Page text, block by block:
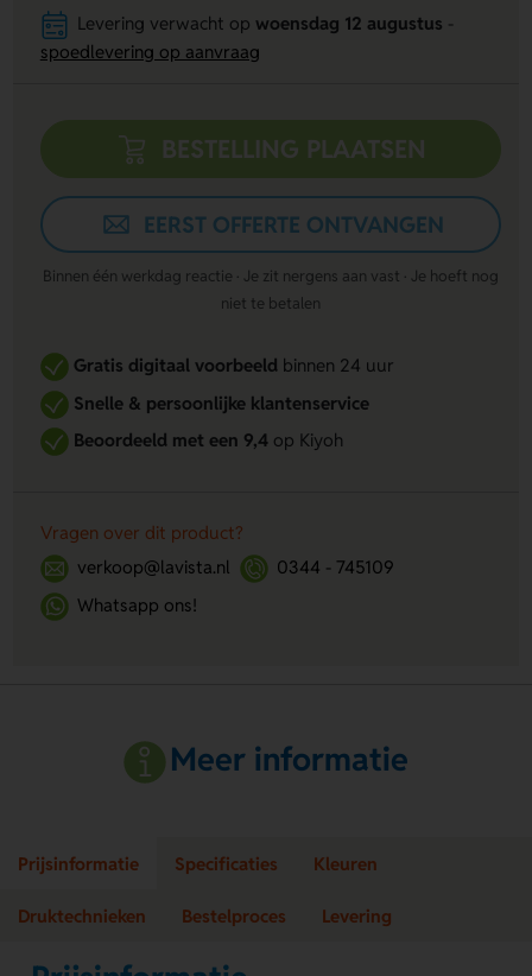
Levering verwacht op woensdag 12 augustus
spoedlevering op aanvraag
BESTELLING PLAATSEN
EERST OFFERTE ONTVANGEN
Binnen één werkdag reactie · Je zit nergens aan vast · Je hoeft nog
niet te betalen
Gratis digitaal voorbeeldbinnen 24 uur
Snelle & persoonlijke klantenservice
Beoordeeld met een 9,4op Kiyoh
Vragen over dit product?
verkoop@lavista.nl
0344 - 745109
Whatsapp ons!
Meer informatie
Prijsinformatie Specificaties Kleuren
Druktechnieken Bestelproces Levering